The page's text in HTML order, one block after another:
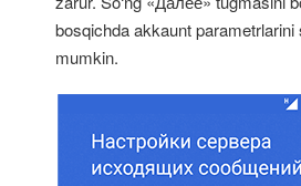
bosqichda akkaunt parametrlarini
mumkin.